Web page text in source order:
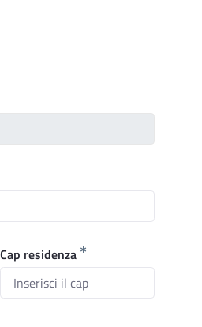
Cap residenza